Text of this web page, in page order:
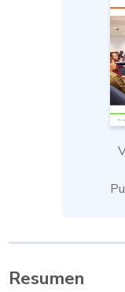
Resumen